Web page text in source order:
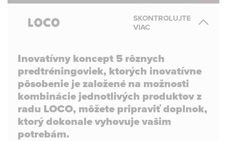
SKONTROLUJTE
VIAC
Inovatívny koncept 5 rôznych
predtréningoviek, ktorých inovatívne
pôsobenie je založené na možnosti
kombinácie jednotlivých produktov z
radu LOCO, môžete pripraviť doplnok,
ktorý dokonale vyhovuje vašim
potrebám.